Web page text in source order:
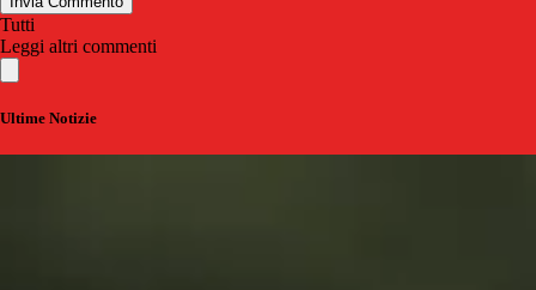
Tutti
Leggi altri commenti
Ultime Notizie